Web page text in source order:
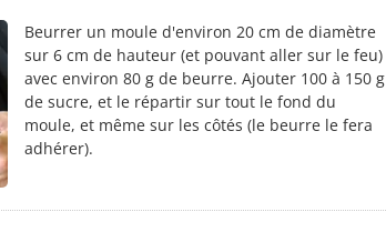
Beurrer un moule d'environ 20 cm de diamètre
sur 6 cm de hauteur (et pouvant aller sur le feu)
avec environ 80 g de beurre. Ajouter 100 à 150 g
de sucre, et le répartir sur tout le fond du
moule, et même sur les côtés (le beurre le fera
adhérer).